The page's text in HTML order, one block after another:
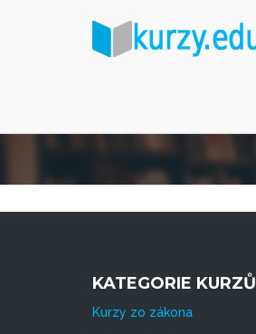
KATEGORIE KURZŮ
Kurzy zo zákona